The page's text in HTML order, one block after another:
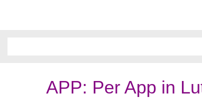
APP: Per App in